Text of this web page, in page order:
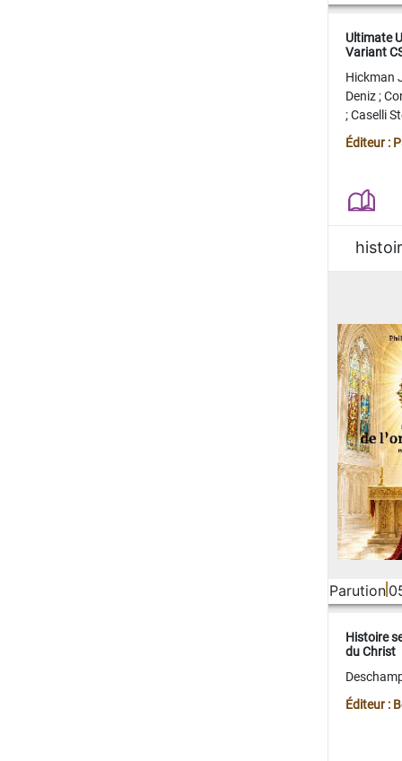
Ultimate
Variant
Hickman
Deniz;
;Caselli
Juan
Éditeur :
Parution
Histoire
du Christ
Éditeur :